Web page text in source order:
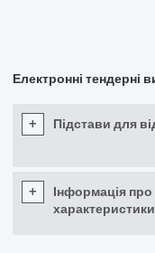
Електронні тендерні
+ Підстави для
+
Інформація про